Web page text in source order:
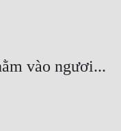
vào ngươi...